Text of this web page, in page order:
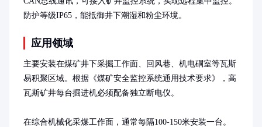
防护等级IP65，能抵御井下潮湿和粉尘环境。
应用领域
主要安装在煤矿井下采掘工作面、回风巷、机电硐室等瓦斯
易积聚区域。根据《煤矿安全监控系统通用技术要求》，高
瓦斯矿井每台掘进机必须配备独立断电仪。
在综合机械化采煤工作面，通常每隔100-150米安装一台。